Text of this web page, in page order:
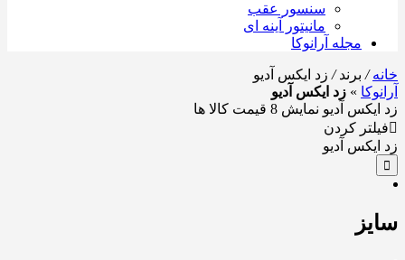
سنسور عقب
مانیتور آینه ای
مجله آرانوکا
خانه/ برند/ زد ایکس آدیو
آرانوکا » زد ایکس آدیو
زد ایکس آدیو نمایش 8 قیمت کالا ها
فیلتر کردن
زد ایکس آدیو
سایز